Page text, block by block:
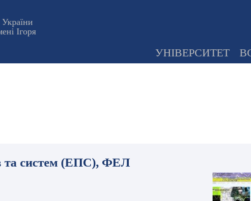
Ігоря
УНІВЕРСИТЕТ
та систем (ЕПС), ФЕЛ